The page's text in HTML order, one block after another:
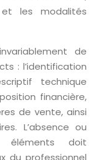
et les modalités
de
: l’identification
technique
financière,
de vente, ainsi
L’absence ou
éléments doit
du professionnel